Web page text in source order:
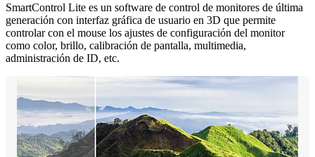
SmartControl Lite es un software de control de monitores de última
generación con interfaz gráfica de usuario en 3D que permite
controlar con el mouse los ajustes de configuración del monitor
como color, brillo, calibración de pantalla, multimedia,
administración de ID, etc.